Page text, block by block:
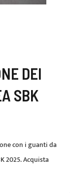
DEI
SBK
con i guanti da
2025. Acquista